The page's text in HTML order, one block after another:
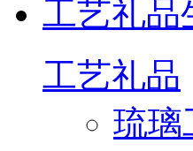
工艺礼品
工艺礼品
琉璃